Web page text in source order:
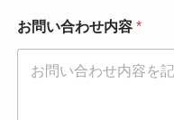
お問い合わせ内容 *